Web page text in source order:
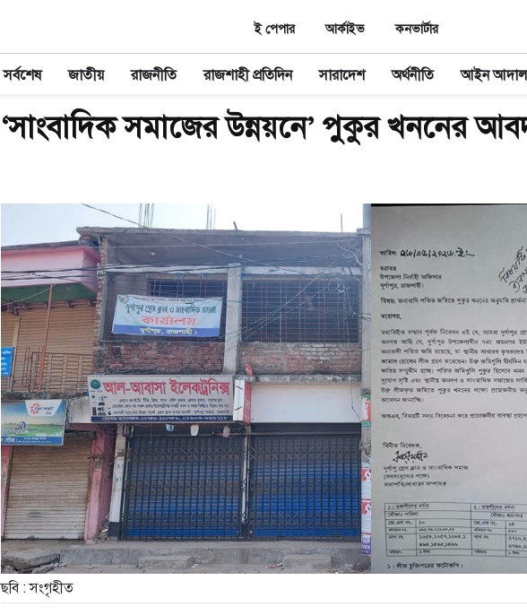
ই পেপার আর্কাইভ কনভার্টার
সর্বশেষ জাতীয় রাজনীতি রাজশাহী প্রতিদিন সারাদেশ অর্থনীতি আইন
‘সাংবাদিক সমাজের উন্নয়নে’ পুকুর খননের
ছবি : সংগৃহীত